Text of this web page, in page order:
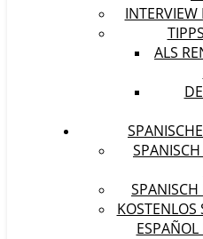
ALS
KOSTENLOS
ESPAÑOL